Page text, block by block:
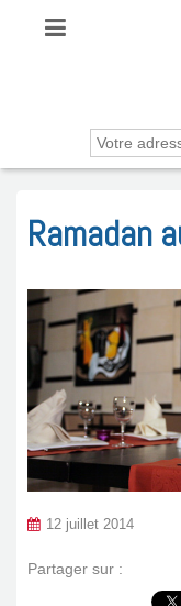
Ramadan
12 juillet 2014
Partager sur :